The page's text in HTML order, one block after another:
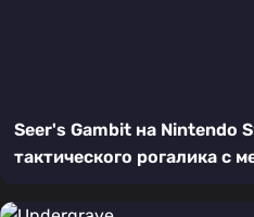
Seer's Gambit на Nintendo
тактического рогалика с